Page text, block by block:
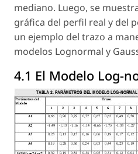
mediano. Luego, se
gráfica del perfil real y del
un ejemplo del trazo a
modelos Lognormal y
4.1 El Modelo Log-